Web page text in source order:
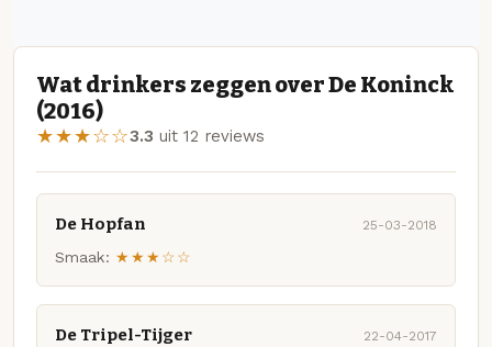
Wat drinkers zeggen over De Koninck
(2016)
★★★☆☆3.3 uit 12 reviews
De Hopfan 25-03-2018
Smaak: ★★★☆☆
De Tripel-Tijger 22-04-2017